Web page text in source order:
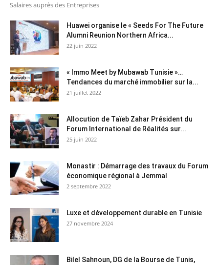
Salaires auprès des Entreprises
Huawei organise le « Seeds For The Future
Alumni Reunion Northern Africa...
22 juin 2022
« Immo Meet by Mubawab Tunisie »…
Tendances du marché immobilier sur la...
21 juillet 2022
Allocution de Taïeb Zahar Président du
Forum International de Réalités sur...
25 juin 2022
Monastir : Démarrage des travaux du Forum
économique régional à Jemmal
2 septembre 2022
Luxe et développement durable en Tunisie
27 novembre 2024
Bilel Sahnoun, DG de la Bourse de Tunis,